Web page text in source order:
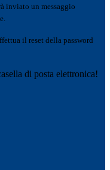
inviato un messaggio
il reset della password
di posta elettronica!